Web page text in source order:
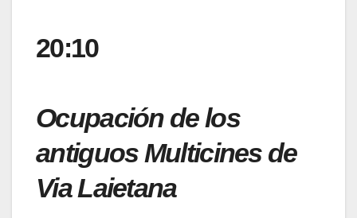
20:10
Ocupación de los
antiguos Multicines de
Via Laietana